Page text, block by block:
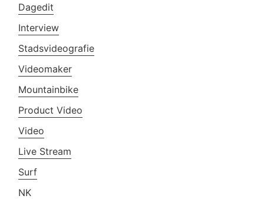
Dagedit
Interview
Stadsvideografie
Videomaker
Mountainbike
Product Video
Video
Live Stream
Surf
NK